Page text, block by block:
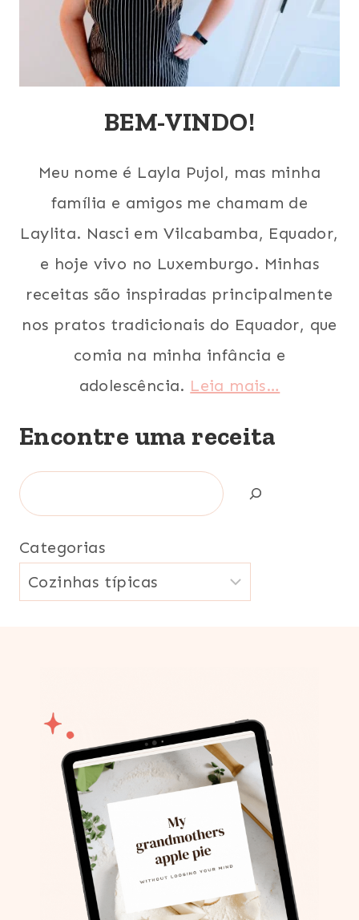
BEM-VINDO!
Meu nome é Layla Pujol, mas minha
família e amigos me chamam de
Laylita. Nasci em Vilcabamba, Equador,
e hoje vivo no Luxemburgo. Minhas
receitas são inspiradas principalmente
nos pratos tradicionais do Equador, que
comia na minha infância e
adolescência. Leia mais…
Encontre uma receita
Search
Categorias